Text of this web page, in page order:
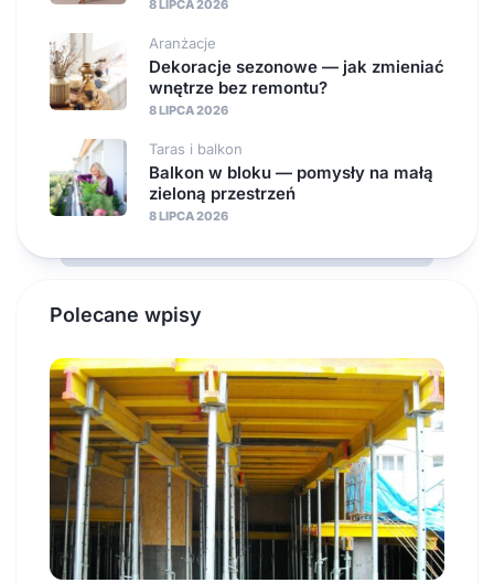
8 LIPCA 2026
Aranżacje
Dekoracje sezonowe — jak zmieniać
wnętrze bez remontu?
8 LIPCA 2026
Taras i balkon
Balkon w bloku — pomysły na małą
zieloną przestrzeń
8 LIPCA 2026
Polecane wpisy